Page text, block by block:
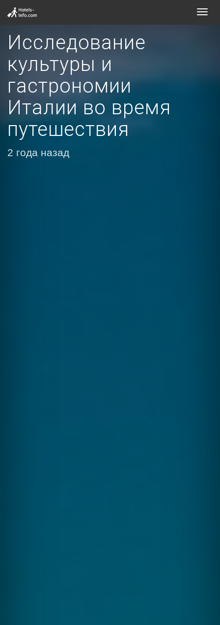
Исследование
культуры и
гастрономии
Италии во время
путешествия
2 года назад